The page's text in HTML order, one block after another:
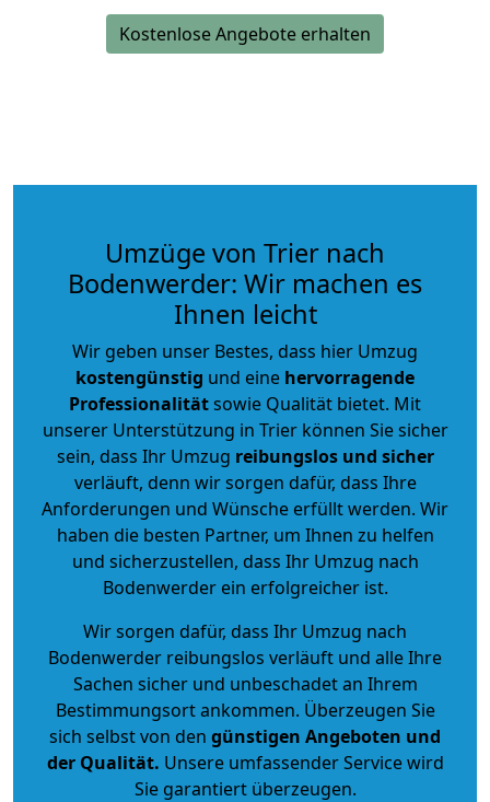
Kostenlose Angebote erhalten
Umzüge von Trier nach
Bodenwerder: Wir machen es
Ihnen leicht
Wir geben unser Bestes, dass hier Umzug
kostengünstig und eine hervorragende
Professionalitätsowie Qualität bietet. Mit
unserer Unterstützung in Trier können Sie sicher
sein, dass Ihr Umzug reibungslos und sicher
verläuft, denn wir sorgen dafür, dass Ihre
Anforderungen und Wünsche erfüllt werden. Wir
haben die besten Partner, um Ihnen zu helfen
und sicherzustellen, dass Ihr Umzug nach
Bodenwerder ein erfolgreicher ist.
Wir sorgen dafür, dass Ihr Umzug nach
Bodenwerder reibungslos verläuft und alle Ihre
Sachen sicher und unbeschadet an Ihrem
Bestimmungsort ankommen. Überzeugen Sie
sich selbst von den günstigen Angeboten und
der Qualität. Unsere umfassender Service wird
Sie garantiert überzeugen.